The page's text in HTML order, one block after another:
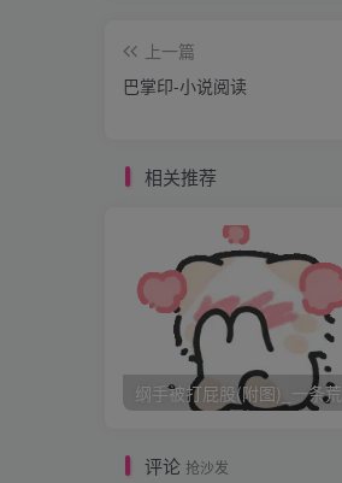
她们在学院被统称为
工作，直到下一次拍
了两张床两个三层柜
一双白运动鞋和一双
指宽的皮带，以及一
摘，二层是基本生活
用于第十天期末测试
上一篇
巴掌印-小说阅读
相关推荐
纲手被打屁股(附图)_一条荒
评论 抢沙发